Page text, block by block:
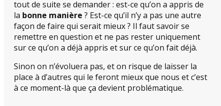
tout de suite se demander : est-ce qu’on a appris de
la bonne manière ? Est-ce qu’il n’y a pas une autre
façon de faire qui serait mieux ? Il faut savoir se
remettre en question et ne pas rester uniquement
sur ce qu’on a déjà appris et sur ce qu’on fait déjà.
Sinon on n’évoluera pas, et on risque de laisser la
place à d’autres qui le feront mieux que nous et c’est
à ce moment-là que ça devient problématique.